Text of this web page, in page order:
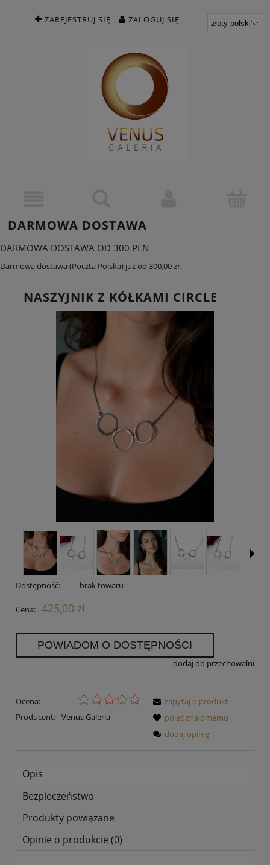
ZAREJESTRUJ SIĘ ZALOGUJ SIĘ
DARMOWA DOSTAWA
DARMOWA DOSTAWA OD 300 PLN
Darmowa dostawa (Poczta Polska) już od 300,00 zł.
NASZYJNIK Z KÓŁKAMI CIRCLE
Dostępność: brak towaru
Cena: 425,00 zł
POWIADOM O DOSTĘPNOŚCI
dodaj do przechowalni
Ocena:
Producent: Venus Galeria
zapytaj o produkt
poleć znajomemu
dodaj opinię
Opis
Bezpieczeństwo
Produkty powiązane
Opinie o produkcie (0)